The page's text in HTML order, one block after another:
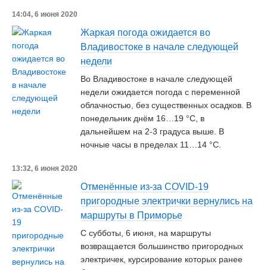
14:04, 6 июня 2020
Жаркая погода ожидается во
Владивостоке в начале следующей
недели
Во Владивостоке в начале следующей
недели ожидается погода с переменной
облачностью, без существенных осадков. В
понедельник днём 16…19 °C, в
дальнейшем на 2-3 градуса выше. В
ночные часы в пределах 11…14 °С.
13:32, 6 июня 2020
Отменённые из-за COVID-19
пригородные электрички вернулись на
маршруты в Приморье
С субботы, 6 июня, на маршруты
возвращается большинство пригородных
электричек, курсирование которых ранее